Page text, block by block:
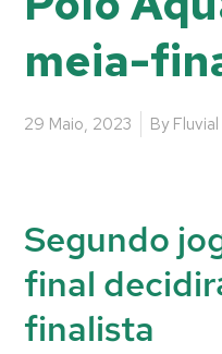
meia-
29 Maio, 2023 By Fluvial
Segundo
final
finalista